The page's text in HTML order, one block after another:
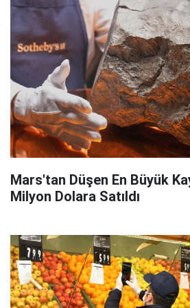
Mars'tan Düşen En Büyük
Milyon Dolara Satıldı